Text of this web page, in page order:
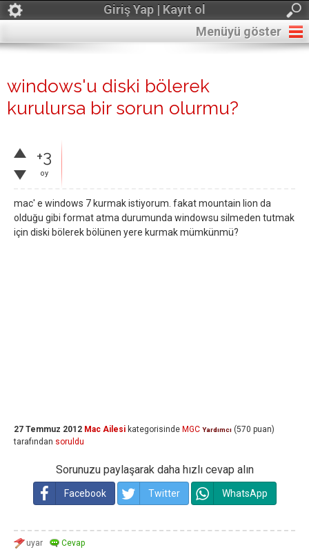
Giriş Yap | Kayıt ol
Menüyü göster
windows'u diski bölerek
kurulursa bir sorun olurmu?
+3
oy
mac' e windows 7 kurmak istiyorum. fakat mountain lion da
olduğu gibi format atma durumunda windowsu silmeden tutmak
için diski bölerek bölünen yere kurmak mümkünmü?
27 Temmuz 2012 Mac Ailesi kategorisinde MGC Yardımcı (570 puan)
tarafından soruldu
Sorunuzu paylaşarak daha hızlı cevap alın
Facebook Twitter WhatsApp